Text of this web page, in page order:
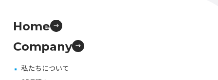
Home
Company
私たちについて